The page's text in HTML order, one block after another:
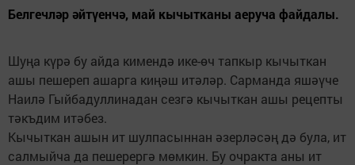
Белгечләр әйтүенчә, май кычытканы аеруча файдалы.
Шуңа күрә бу айда кимендә ике-өч тапкыр кычыткан
ашы пешереп ашарга киңәш итәләр. Сарманда яшәүче
Наилә Гыйбадуллинадан сезгә кычыткан ашы рецепты
тәкъдим итәбез.
Кычыткан ашын ит шулпасыннан әзерләсәң дә була, ит
салмыйча да пешерергә мөмкин. Бу очракта аны ит